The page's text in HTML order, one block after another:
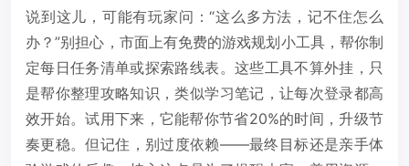
说到这儿，可能有玩家问：“这么多方法，记不住怎么
办？”别担心，市面上有免费的游戏规划小工具，帮你制
定每日任务清单或探索路线表。这些工具不算外挂，只
是帮你整理攻略知识，类似学习笔记，让每次登录都高
效开始。试用下来，它能帮你节省20%的时间，升级节
奏更稳。但记住，别过度依赖——最终目标还是亲手体